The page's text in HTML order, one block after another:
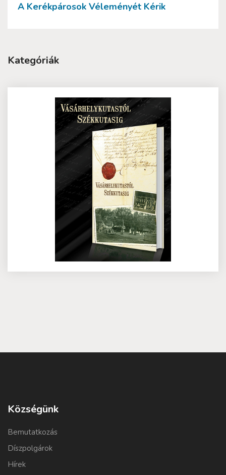
A Kerékpárosok Véleményét Kérik
Kategóriák
Községünk
Bemutatkozás
Díszpolgárok
Hírek